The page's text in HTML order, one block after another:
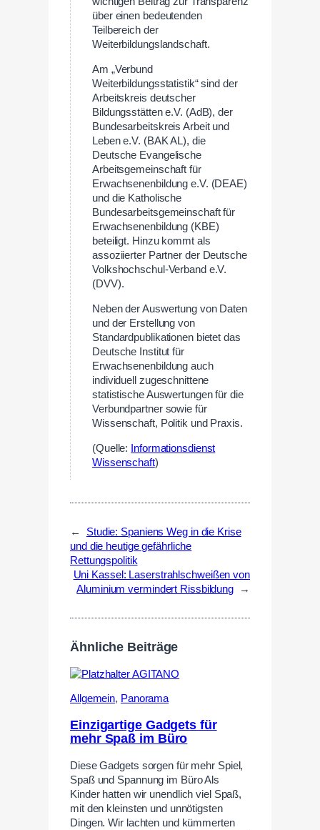
über einen bedeutenden
Teilbereich der
Weiterbildungslandschaft.
Am „Verbund
Weiterbildungsstatistik“ sind der
Arbeitskreis deutscher
Bildungsstätten e.V. (AdB), der
Bundesarbeitskreis Arbeit und
Leben e.V. (BAK AL), die
Deutsche Evangelische
Arbeitsgemeinschaft für
Erwachsenenbildung e.V. (DEAE)
und die Katholische
Bundesarbeitsgemeinschaft für
Erwachsenenbildung (KBE)
beteiligt. Hinzu kommt als
assoziierter Partner der Deutsche
Volkshochschul-Verband e.V.
(DVV).
Neben der Auswertung von Daten
und der Erstellung von
Standardpublikationen bietet das
Deutsche Institut für
Erwachsenenbildung auch
individuell zugeschnittene
statistische Auswertungen für die
Verbundpartner sowie für
Wissenschaft, Politik und Praxis.
(Quelle:
Informationsdienst
Wissenschaft)
←
Studie: Spaniens Weg in die Krise
und die heutige gefährliche
Rettungspolitik
Uni Kassel: Laserstrahlschweißen von
Aluminium vermindert Rissbildung
→
Ähnliche Beiträge
Allgemein, Panorama
Einzigartige Gadgets für
mehr Spaß im Büro
Diese Gadgets sorgen für mehr Spiel,
Spaß und Spannung im Büro Als
Kinder hatten wir unendlich viel Spaß,
mit den kleinsten und unnötigsten
Dingen. Wir lachten und kümmerten